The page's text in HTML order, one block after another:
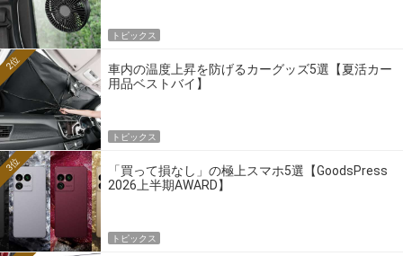
トピックス
車内の温度上昇を防げるカーグッズ5選【夏活カー
用品ベストバイ】
2位
トピックス
「買って損なし」の極上スマホ5選【GoodsPress
2026上半期AWARD】
3位
トピックス